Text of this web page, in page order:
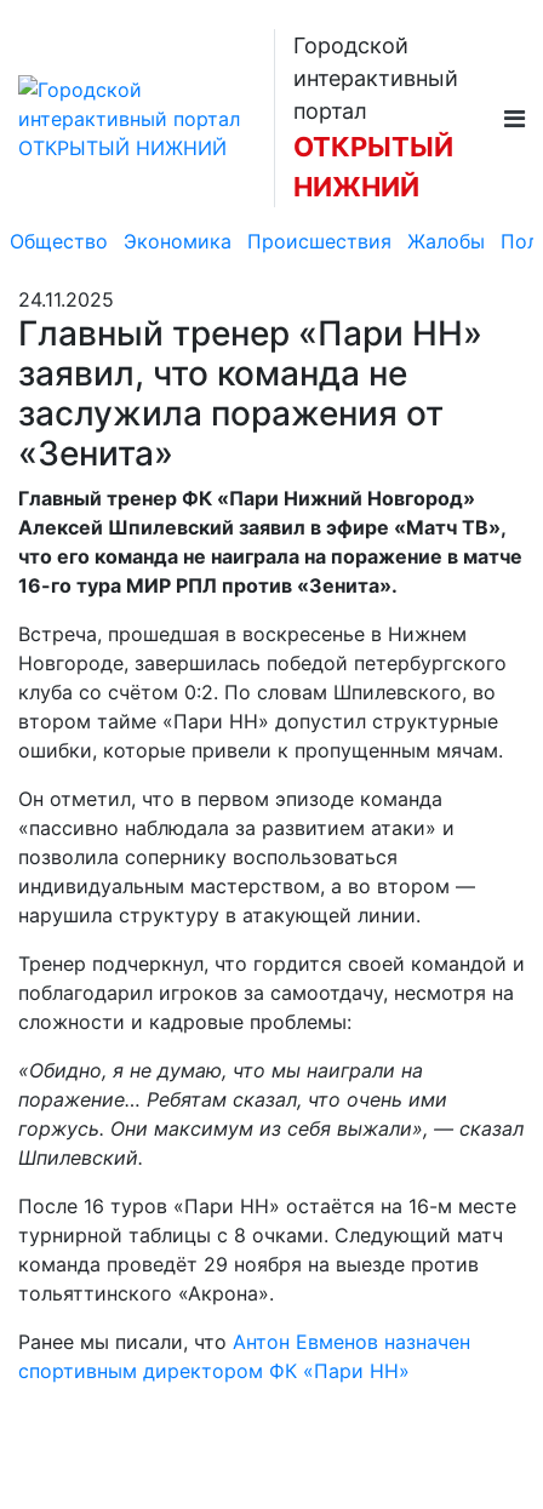
Городской
интерактивный
портал
ОТКРЫТЫЙ
НИЖНИЙ
Общество Экономика Происшествия Жалобы
24.11.2025
Главный тренер «Пари НН»
заявил, что команда не
заслужила поражения от
«Зенита»
Главный тренер ФК «Пари Нижний Новгород»
Алексей Шпилевский заявил в эфире «Матч ТВ»,
что его команда не наиграла на поражение в матче
16-го тура МИР РПЛ против «Зенита».
Встреча, прошедшая в воскресенье в Нижнем
Новгороде, завершилась победой петербургского
клуба со счётом 0:2. По словам Шпилевского, во
втором тайме «Пари НН» допустил структурные
ошибки, которые привели к пропущенным мячам.
Он отметил, что в первом эпизоде команда
«пассивно наблюдала за развитием атаки» и
позволила сопернику воспользоваться
индивидуальным мастерством, а во втором —
нарушила структуру в атакующей линии.
Тренер подчеркнул, что гордится своей командой и
поблагодарил игроков за самоотдачу, несмотря на
сложности и кадровые проблемы:
«Обидно, я не думаю, что мы наиграли на
поражение… Ребятам сказал, что очень ими
горжусь. Они максимум из себя выжали», — сказал
Шпилевский.
После 16 туров «Пари НН» остаётся на 16-м месте
турнирной таблицы с 8 очками. Следующий матч
команда проведёт 29 ноября на выезде против
тольяттинского «Акрона».
Ранее мы писали, что Антон Евменов назначен
спортивным директором ФК «Пари НН»